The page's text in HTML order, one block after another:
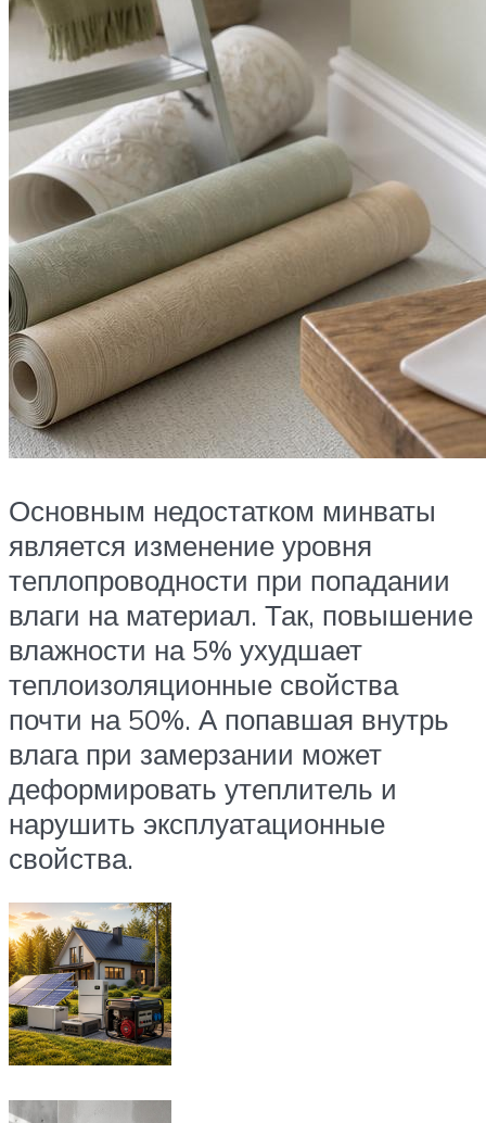
Основным недостатком минваты
является изменение уровня
теплопроводности при попадании
влаги на материал. Так, повышение
влажности на 5% ухудшает
теплоизоляционные свойства
почти на 50%. А попавшая внутрь
влага при замерзании может
деформировать утеплитель и
нарушить эксплуатационные
свойства.